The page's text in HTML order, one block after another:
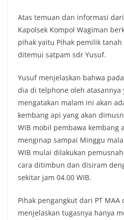
Atas temuan dan informasi
Kapolsek Kompol Wagiman
pihak yaitu Pihak pemilik tanah
ditemui satpam sdr Yusuf.
Yusuf menjelaskan bahwa
dia di telphone oleh atasannya
mengatakan malam ini akan
kembang api yang akan
WIB mobil pembawa kembang
menginap sampai Minggu
WIB mulai dilakukan
cara ditimbun dan disiram
sekitar jam 04.00 WIB.
Pihak pengangkut dari PT
menjelaskan tugasnya hanya